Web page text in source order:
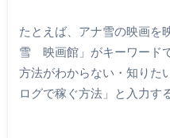
たとえば、アナ雪の映画を
雪 映画館」がキーワード
方法がわからない・知りた
ログで稼ぐ方法」と入力す